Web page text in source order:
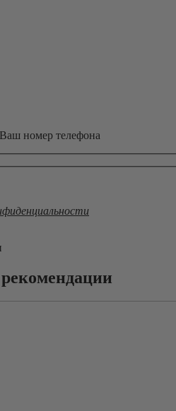
Ваш номер телефона